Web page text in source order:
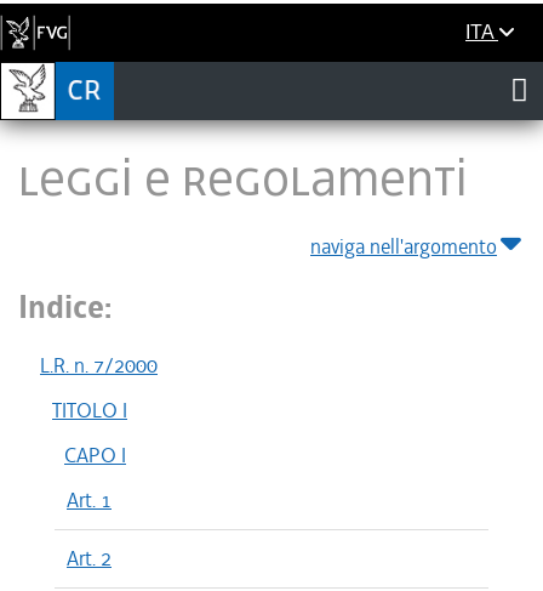
ITA
LEGGI E REGOLAMENTI
naviga nell'argomento
Indice:
L.R. n. 7/2000
TITOLO I
CAPO I
Art. 1
Art. 2